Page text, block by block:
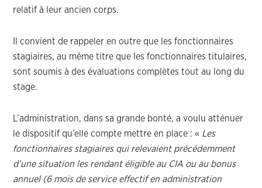
relatif à leur ancien corps.
Il convient de rappeler en outre que les fonctionnaires
stagiaires, au même titre que les fonctionnaires titulaires,
sont soumis à des évaluations complètes tout au long du
stage.
L’administration, dans sa grande bonté, a voulu atténuer
le dispositif qu’elle compte mettre en place : « Les
fonctionnaires stagiaires qui relevaient précédemment
d’une situation les rendant éligible au CIA ou au bonus
annuel (6 mois de service effectif en administration